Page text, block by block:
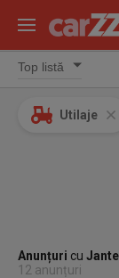
Utilaje
Anunțuri cu
12 anunțuri